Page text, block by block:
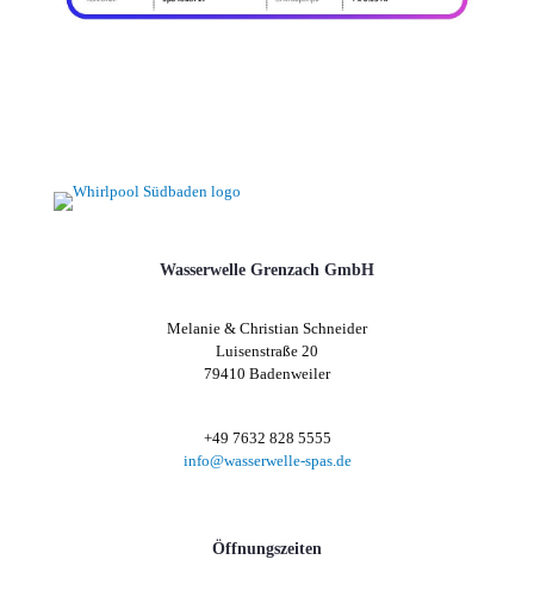
Wasserwelle Grenzach GmbH
Melanie & Christian Schneider
Luisenstraße 20
79410 Badenweiler
+49 7632 828 5555
info@wasserwelle-spas.de
Öffnungszeiten